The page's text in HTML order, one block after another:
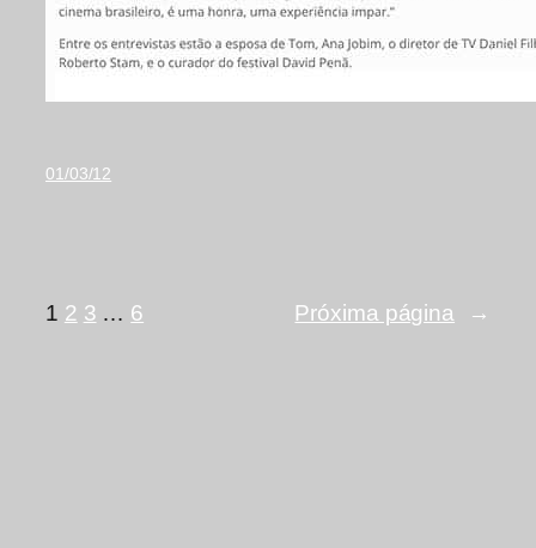
01/03/12
1 2 3 … 6 Próxima página →